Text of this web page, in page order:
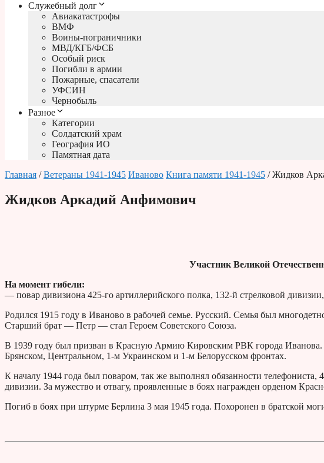
Служебный долг
Авиакатастрофы
ВМФ
Воины-пограничники
МВД/КГБ/ФСБ
Особый риск
Погибли в армии
Пожарные, спасатели
УФСИН
Чернобыль
Разное
Категории
Солдатский храм
География ИО
Памятная дата
Главная /Ветераны 1941-1945 Иваново Книга памяти 1941-1945 / Жидков
Жидков Аркадий Анфимович
Участник Великой
На момент гибели:
— повар дивизиона 425-го артиллерийского полка, 132-й стрелковой
Родился 1915 году в Иваново в рабочей семье. Русский. Семья был
Старший брат — Петр — стал Героем Советского Союза.
В 1939 году был призван в Красную Армию Кировским РВК города
Брянском, Центральном, 1-м Украинском и 1-м Белорусском фронтах.
К началу 1944 года был поваром, так же выполнял обязанности телефониста,
дивизии. За мужество и отвагу, проявленные в боях награжден орденом
Погиб в боях при штурме Берлина 3 мая 1945 года. Похоронен в братской